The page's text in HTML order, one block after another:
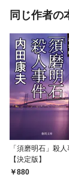
同じ作者の
「須磨明石」殺
【決定版】
880